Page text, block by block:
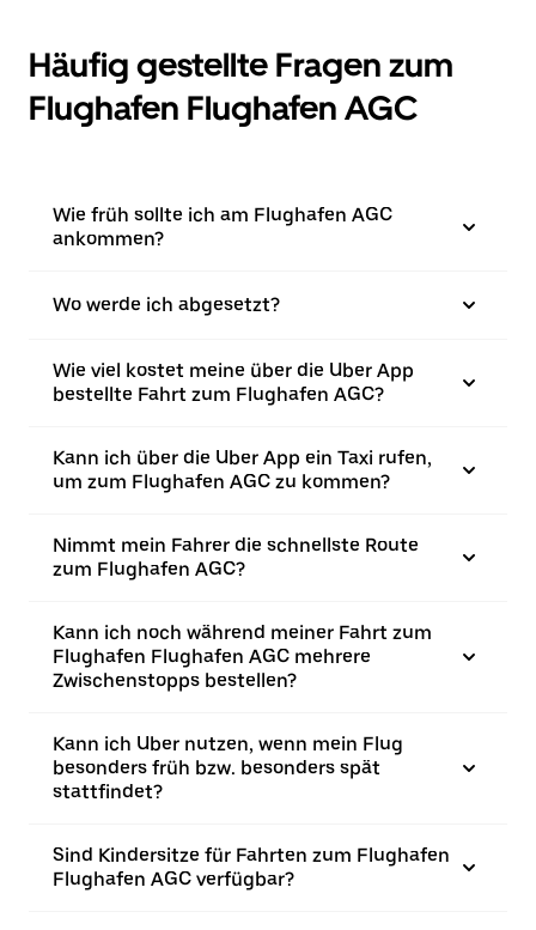
Häufig gestellte Fragen zum
Flughafen Flughafen AGC
Wie früh sollte ich am Flughafen AGC
ankommen?
Wo werde ich abgesetzt?
Wie viel kostet meine über die Uber App
bestellte Fahrt zum Flughafen AGC?
Kann ich über die Uber App ein Taxi rufen,
um zum Flughafen AGC zu kommen?
Nimmt mein Fahrer die schnellste Route
zum Flughafen AGC?
Kann ich noch während meiner Fahrt zum
Flughafen Flughafen AGC mehrere
Zwischenstopps bestellen?
Kann ich Uber nutzen, wenn mein Flug
besonders früh bzw. besonders spät
stattfindet?
Sind Kindersitze für Fahrten zum Flughafen
Flughafen AGC verfügbar?